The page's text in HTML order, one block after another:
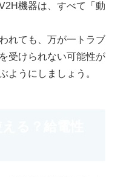
機器は、すべて「動
れても、万が一トラブ
受けられない可能性が
ようにしましょう。